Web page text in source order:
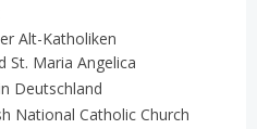
Alt-Katholiken
St. Maria Angelica
Deutschland
National Catholic Church